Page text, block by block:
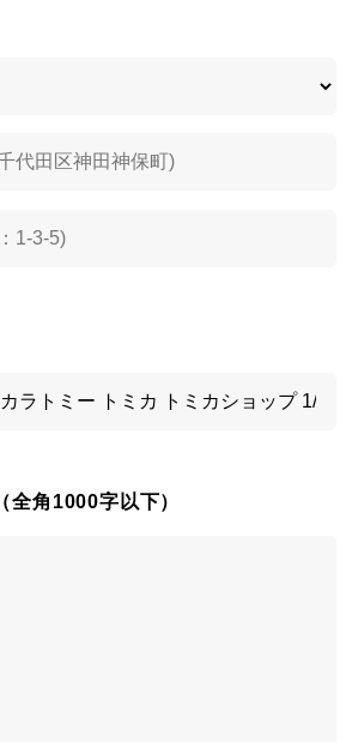
（全角1000字以下）